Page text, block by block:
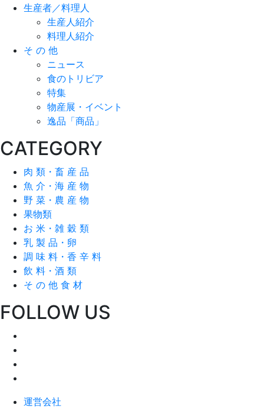
生産者／料理人
生産人紹介
料理人紹介
そ の 他
ニュース
食のトリビア
特集
物産展・イベント
逸品「商品」
CATEGORY
肉 類・畜 産 品
魚 介・海 産 物
野 菜・農 産 物
果物類
お 米・雑 穀 類
乳 製 品・卵
調 味 料・香 辛 料
飲 料・酒 類
そ の 他 食 材
FOLLOW US
運営会社